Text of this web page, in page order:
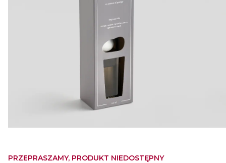
PRZEPRASZAMY, PRODUKT NIEDOSTĘPNY